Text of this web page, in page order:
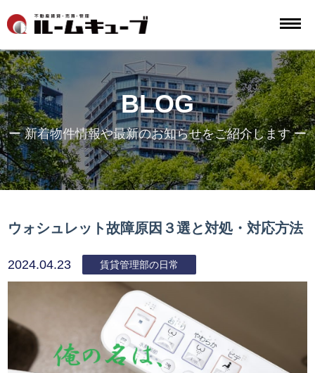
BLOG
ー 新着物件情報や最新のお知らせをご紹介します ー
ウォシュレット故障原因３選と対処・対応方法
2024.04.23 賃貸管理部の日常